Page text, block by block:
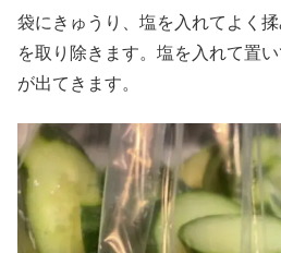
袋にきゅうり、塩を入れてよく
を取り除きます。塩を入れて置
が出てきます。